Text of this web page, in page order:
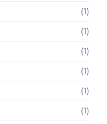
(1)
(1)
(1)
(1)
(1)
(1)